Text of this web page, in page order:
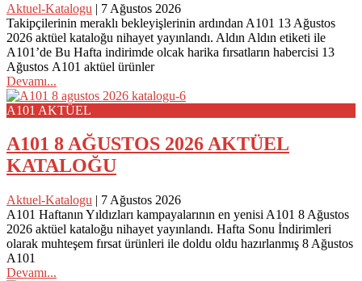
Aktuel-Katalogu | 7 Ağustos 2026
Takipçilerinin meraklı bekleyişlerinin ardından A101 13 Ağustos
2026 aktüel kataloğu nihayet yayınlandı. Aldın Aldın etiketi ile
A101’de Bu Hafta indirimde olcak harika fırsatların habercisi 13
Ağustos A101 aktüel ürünler
Devamı...
A101 AKTÜEL
A101 8 AĞUSTOS 2026 AKTÜEL
KATALOĞU
Aktuel-Katalogu | 7 Ağustos 2026
A101 Haftanın Yıldızları kampayalarının en yenisi A101 8 Ağustos
2026 aktüel kataloğu nihayet yayınlandı. Hafta Sonu İndirimleri
olarak muhteşem fırsat ürünleri ile doldu oldu hazırlanmış 8 Ağustos
A101
Devamı...